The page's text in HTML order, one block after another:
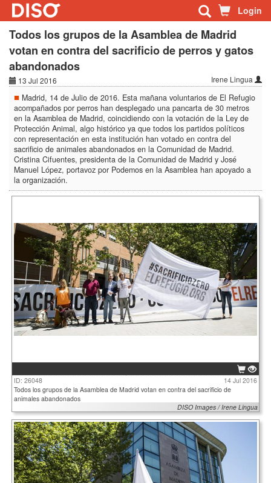
Login
Todos los grupos de la Asamblea de Madrid
votan en contra del sacrificio de perros y gatos
abandonados
13 Jul 2016 Irene Lingua
Madrid, 14 de Julio de 2016. Esta mañana voluntarios de El Refugio
acompañados por perros han desplegado una pancarta de 30 metros
en la Asamblea de Madrid, coincidiendo con la votación de la Ley de
Protección Animal, algo histórico ya que todos los partidos políticos
con representación en esta institución han votado en contra del
sacrificio de animales abandonados en la Comunidad de Madrid.
Cristina Cifuentes, presidenta de la Comunidad de Madrid y José
Manuel López, portavoz por Podemos en la Asamblea han apoyado a
la organización.
ID: 26048
14 Jul 2016
Todos los grupos de la Asamblea de Madrid votan en contra del sacrificio de
animales abandonados
DISO Images / Irene Lingua